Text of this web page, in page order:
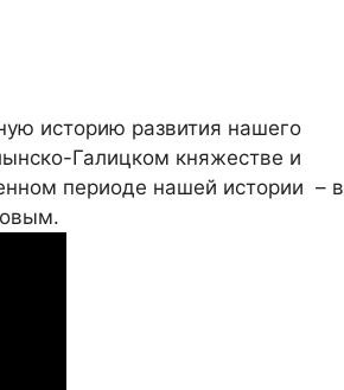
историю развития нашего
Галицком княжестве и
периоде нашей истории – в